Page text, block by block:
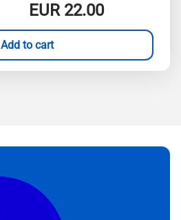
EUR22.00
Add to cart